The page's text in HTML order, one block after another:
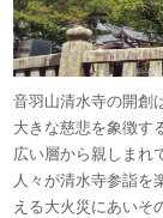
音羽山清水寺の開創
大きな慈悲を象徴す
広い層から親しまれ
人々が清水寺参詣を
える大火災にあいそ